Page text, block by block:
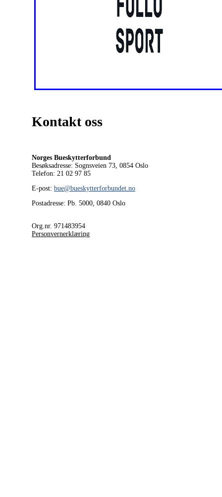
Kontakt oss
Norges Bueskytterforbund
Besøksadresse: Sognsveien 73, 0854 Oslo
Telefon: 21 02 97 85
E-post: bue@bueskytterforbundet.no
Postadresse: Pb. 5000, 0840 Oslo
Org.nr. 971483954
Personvernerklæring